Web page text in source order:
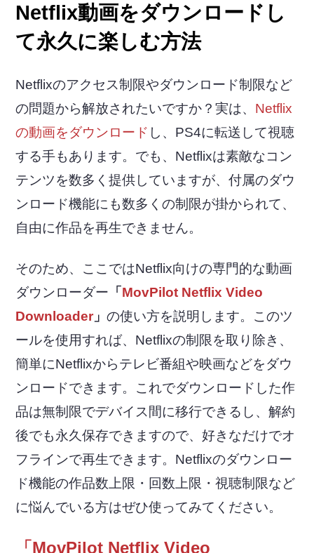
Netflix動画をダウンロードし
て永久に楽しむ方法
Netflixのアクセス制限やダウンロード制限など
の問題から解放されたいですか？実は、 Netflix
の動画をダウンロード し、PS4に転送して視聴
する手もあります。でも、Netflixは素敵なコン
テンツを数多く提供していますが、付属のダウ
ンロード機能にも数多くの制限が掛かられて、
自由に作品を再生できません。
そのため、ここではNetflix向けの専門的な動画
ダウンローダー 「MovPilot Netflix Video
Downloader 」の使い方を説明します。このツ
ールを使用すれば、Netflixの制限を取り除き、
簡単にNetflixからテレビ番組や映画などをダウ
ンロードできます。これでダウンロードした作
品は無制限でデバイス間に移行できるし、解約
後でも永久保存できますので、好きなだけでオ
フラインで再生できます。Netflixのダウンロー
ド機能の作品数上限・回数上限・視聴制限など
に悩んでいる方はぜひ使ってみてください。
「MovPilot Netflix Video